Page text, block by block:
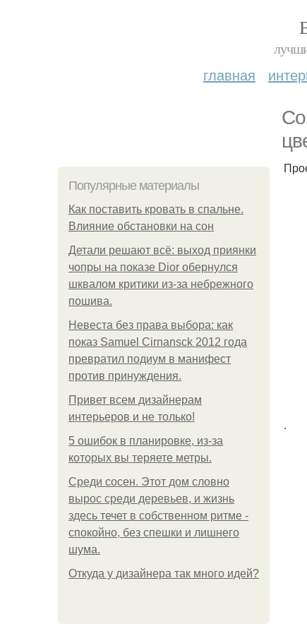
главная
Популярные материалы
Как поставить кровать в спальне.
Влияние обстановки на сон
Детали решают всё: выход приянки
чопры на показе Dior обернулся
шквалом критики из-за небрежного
пошива.
Невеста без права выбора: как
показ Samuel Cirnansck 2012 года
превратил подиум в манифест
против принуждения.
Привет всем дизайнерам
интерьеров и не только!
5 ошибок в планировке, из-за
которых вы теряете метры.
Среди сосен. Этот дом словно
вырос среди деревьев, и жизнь
здесь течет в собственном ритме -
спокойно, без спешки и лишнего
шума.
Откуда у дизайнера так много идей?
.